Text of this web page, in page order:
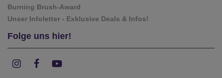
Burning Brush-Award
Unser Infoletter - Exklusive Deals & Infos!
Folge uns hier!